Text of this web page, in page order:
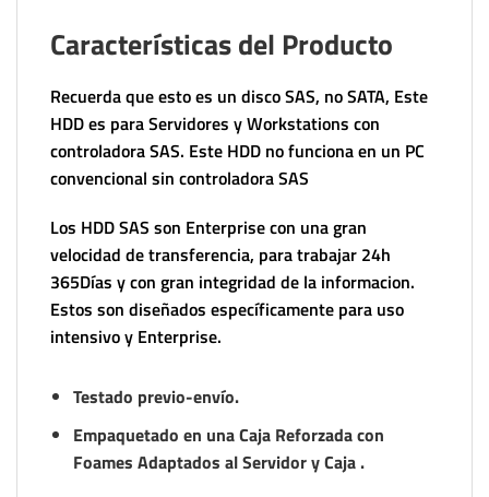
Características del Producto
Recuerda que esto es un disco SAS, no SATA, Este
HDD es para Servidores y Workstations con
controladora SAS. Este HDD no funciona en un PC
convencional sin controladora SAS
Los HDD SAS son Enterprise con una gran
velocidad de transferencia, para trabajar 24h
365Días y con gran integridad de la informacion.
Estos son diseñados específicamente para uso
intensivo y Enterprise.
Testado previo-envío.
Empaquetado en una Caja Reforzada con
Foames Adaptados al Servidor y Caja .